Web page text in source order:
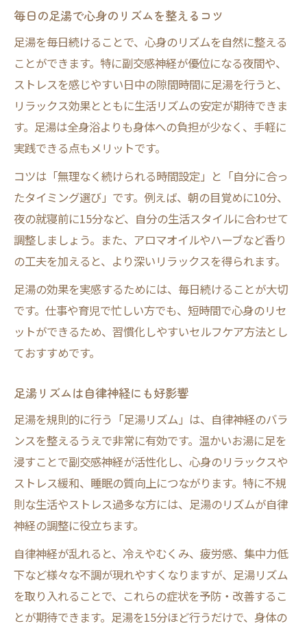
足湯リズムでむくみと冷え性を同時ケア
生活リズムに合わせた足湯の取り入れ方
足湯は何分が効果的？リズムのコツ
足湯の効果を高めるベストな時間とリズム
足湯何分が理想？効果を感じる時間設定
リズムよく足湯を続けるための時間管理法
足湯リズムでのぼせ防止と効果的な浸かり
方
足湯15分間の効果とリズムの工夫
足湯のデメリットも知って対策しよう
足湯リズムのデメリットと注意点を解説
足湯デメリットを回避するリズム作りの工
夫
足湯効果なしと感じる理由とリズム見直し
足湯リズムで負担を減らす対策方法
足浴がダメな時のリズム調整ポイント
毎日の足湯で心身のリズムを整えるコツ
足湯を毎日続けることで、心身のリズムを自然に整える
ことができます。特に副交感神経が優位になる夜間や、
ストレスを感じやすい日中の隙間時間に足湯を行うと、
リラックス効果とともに生活リズムの安定が期待できま
す。足湯は全身浴よりも身体への負担が少なく、手軽に
実践できる点もメリットです。
コツは「無理なく続けられる時間設定」と「自分に合っ
たタイミング選び」です。例えば、朝の目覚めに10分、
夜の就寝前に15分など、自分の生活スタイルに合わせて
調整しましょう。また、アロマオイルやハーブなど香り
の工夫を加えると、より深いリラックスを得られます。
足湯の効果を実感するためには、毎日続けることが大切
です。仕事や育児で忙しい方でも、短時間で心身のリセ
ットができるため、習慣化しやすいセルフケア方法とし
ておすすめです。
足湯リズムは自律神経にも好影響
足湯を規則的に行う「足湯リズム」は、自律神経のバラ
ンスを整えるうえで非常に有効です。温かいお湯に足を
浸すことで副交感神経が活性化し、心身のリラックスや
ストレス緩和、睡眠の質向上につながります。特に不規
則な生活やストレス過多な方には、足湯のリズムが自律
神経の調整に役立ちます。
自律神経が乱れると、冷えやむくみ、疲労感、集中力低
下など様々な不調が現れやすくなりますが、足湯リズム
を取り入れることで、これらの症状を予防・改善するこ
とが期待できます。足湯を15分ほど行うだけで、身体の